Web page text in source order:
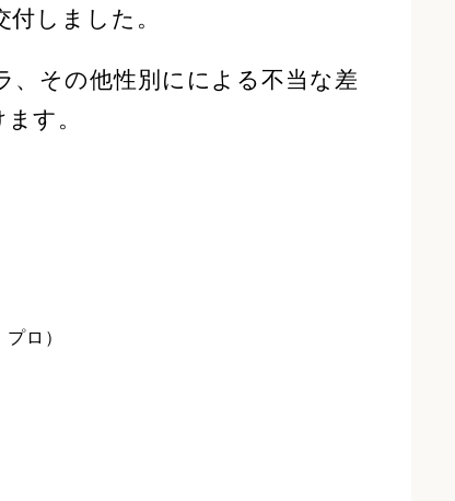
しました。
その他性別にによる不当な差
す。
ロ）